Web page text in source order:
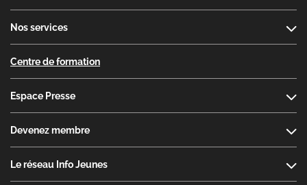
Nos services
Centre de formation
Espace Presse
Devenez membre
Le réseau Info Jeunes